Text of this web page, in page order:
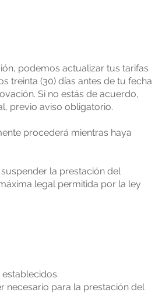
podemos actualizar tus tarifas
treinta (30) días antes de tu fecha
Si no estás de acuerdo,
previo aviso obligatorio.
procederá mientras haya
la prestación del
legal permitida por la ley
necesario para la prestación del